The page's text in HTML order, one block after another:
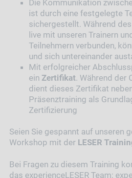
Die Kommunikation
ist durch eine festgelegte
sichergestellt. Während
live mit unseren Trainern
Teilnehmern verbunden,
und sich untereinander
Mit erfolgreicher
ein Zertifikat. Während der
dient dieses Zertifikat
Präsenztraining als
Zertifizierung
Seien Sie gespannt auf unseren
Workshop mit der LESER
Bei Fragen zu diesem Training
das experienceLESER Team: